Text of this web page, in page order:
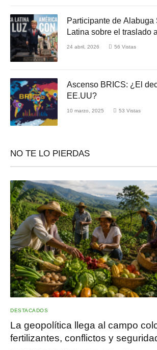
Participante de Alabuga
Latina sobre el traslado
24 abril, 2026 56 Vistas
Ascenso BRICS: ¿El
EE.UU?
10 marzo, 2025 53 Vistas
NO TE LO PIERDAS
DESTACADOS
La geopolítica llega al campo
fertilizantes, conflictos y